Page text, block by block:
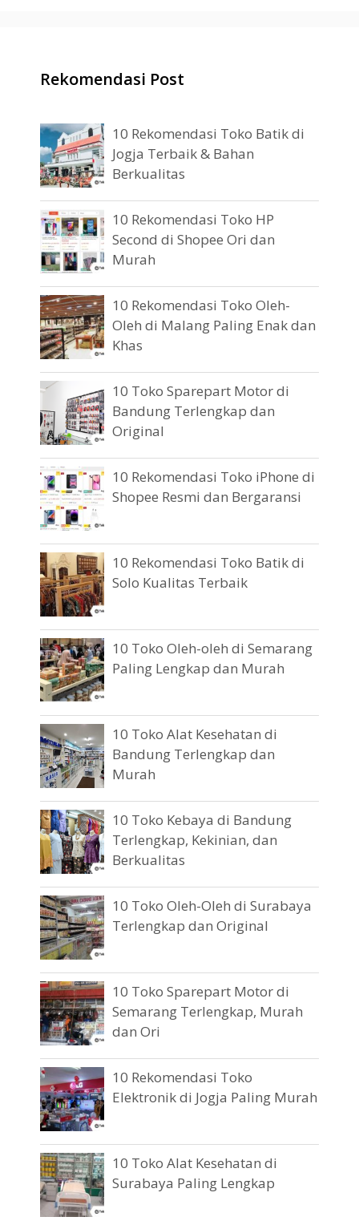
Rekomendasi Post
10 Rekomendasi Toko Batik di
Jogja Terbaik & Bahan
Berkualitas
10 Rekomendasi Toko HP
Second di Shopee Ori dan
Murah
10 Rekomendasi Toko Oleh-
Oleh di Malang Paling Enak dan
Khas
10 Toko Sparepart Motor di
Bandung Terlengkap dan
Original
10 Rekomendasi Toko iPhone di
Shopee Resmi dan Bergaransi
10 Rekomendasi Toko Batik di
Solo Kualitas Terbaik
10 Toko Oleh-oleh di Semarang
Paling Lengkap dan Murah
10 Toko Alat Kesehatan di
Bandung Terlengkap dan
Murah
10 Toko Kebaya di Bandung
Terlengkap, Kekinian, dan
Berkualitas
10 Toko Oleh-Oleh di Surabaya
Terlengkap dan Original
10 Toko Sparepart Motor di
Semarang Terlengkap, Murah
dan Ori
10 Rekomendasi Toko
Elektronik di Jogja Paling Murah
10 Toko Alat Kesehatan di
Surabaya Paling Lengkap